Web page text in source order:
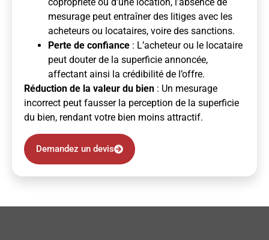
mesurage peut entraîner des litiges avec les
acheteurs ou locataires, voire des sanctions.
Perte de confiance : L’acheteur ou le locataire
peut douter de la superficie annoncée,
affectant ainsi la crédibilité de l’offre.
Réduction de la valeur du bien : Un mesurage
incorrect peut fausser la perception de la superficie
du bien, rendant votre bien moins attractif.
Demandez un devis